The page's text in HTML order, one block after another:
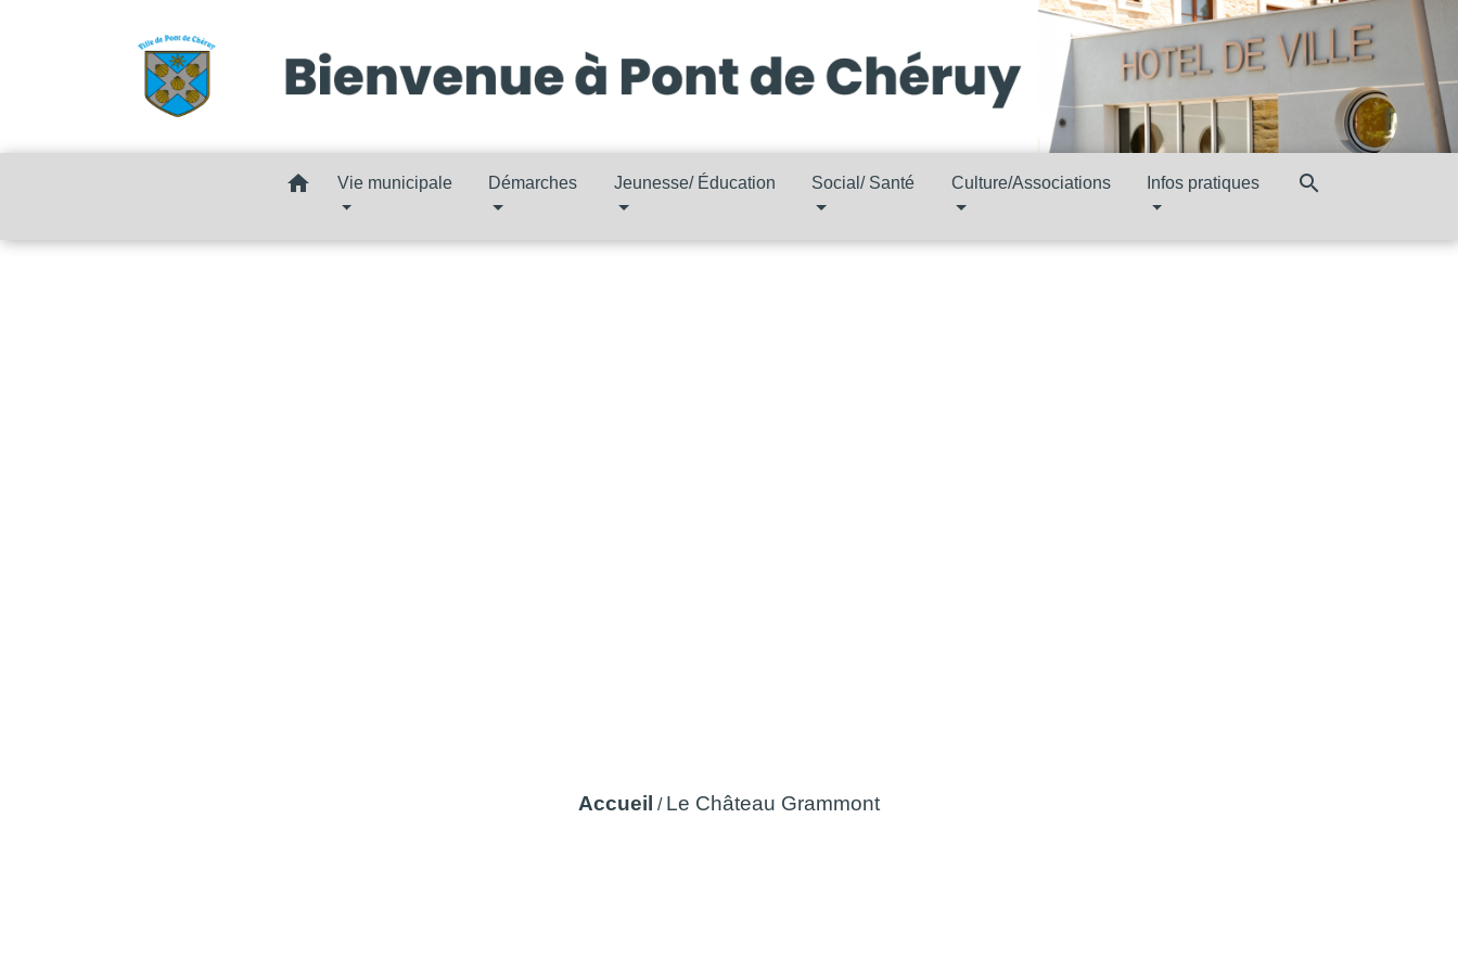
home Vie municipale Démarches Jeunesse/ Éducation Social/ Santé Culture/Associations Infos pratiques search
Accueil / Le Château Grammont